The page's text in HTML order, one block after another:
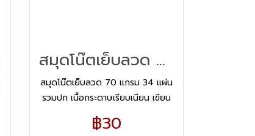
สมุดโน๊ตเย็บลวด 70 แกรม 34 แผ่นรวมปก
สมุดโน๊ตเย็บลวด 70 แกรม 34 แผ่น
รวมปก เนื้อกระดาษเรียบเนียน เขียน
สนุก สบายสายตา ด้วยเนื้อกระดาษ
สูตรถนอมสายตา
฿30